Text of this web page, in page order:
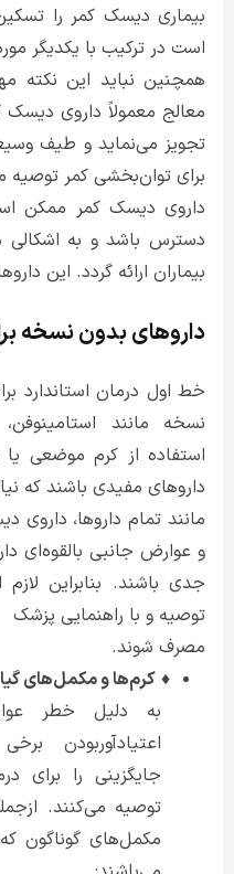
بیماری دیسک کمر را
است در ترکیب با یکدیگر
همچنین نباید این نکته
معالج معمولاً داروی دیسک
تجویز می‌نماید و طیف
برای توان‌بخشی کمر توصیه
داروی دیسک کمر ممکن
دسترس باشد و به اشکالی
بیماران ارائه گردد. این
داروهای بدون نسخه
خط اول درمان استاندارد
نسخه مانند
استفاده از کرم موضعی
داروهای مفیدی باشند که
مانند تمام داروها،
و عوارض جانبی بالقوه‌ای
جدی باشند. بنابراین
توصیه و با راهنمایی پزشک
مصرف ‌شوند.
♦ کرم‌ها و مکمل‌های
به دلیل خطر
اعتیادآوربودن
جایگزینی را
توصیه می‌کنند.
مکمل‌های گوناگون